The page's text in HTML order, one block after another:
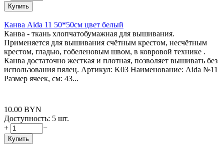
Купить
Канва Aida 11 50*50см цвет белый
Канва - ткань хлопчатобумажная для вышивания.
Применяется для вышивания счётным крестом, несчётным
крестом, гладью, гобеленовым швом, в ковровой технике .
Канва достаточно жесткая и плотная, позволяет вышивать без
использования пялец. Артикул: K03 Наименование: Aida №11
Размер ячеек, см: 43...
10.00 BYN
Доступность: 5 шт.
+
−
Купить